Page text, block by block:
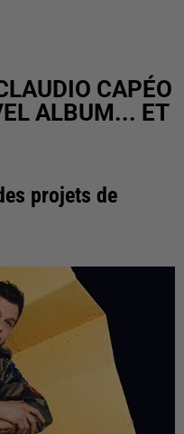
CAPÉO
ALBUM... ET
projets de